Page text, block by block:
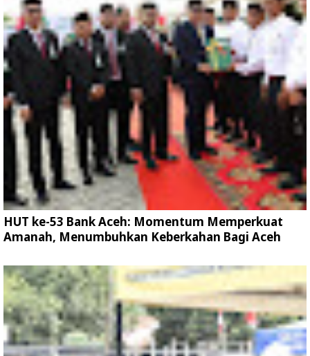
HUT ke-53 Bank Aceh: Momentum Memperkuat
Amanah, Menumbuhkan Keberkahan Bagi Aceh